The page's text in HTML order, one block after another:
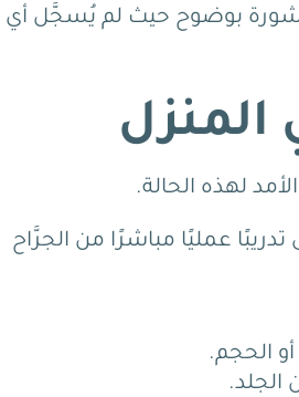
المنشورة بوضوح حيث لم يُسجَّل أي
لهذه الحالة.
عمليًا مباشرًا من الجرَّاح
الحجم.
الجلد.